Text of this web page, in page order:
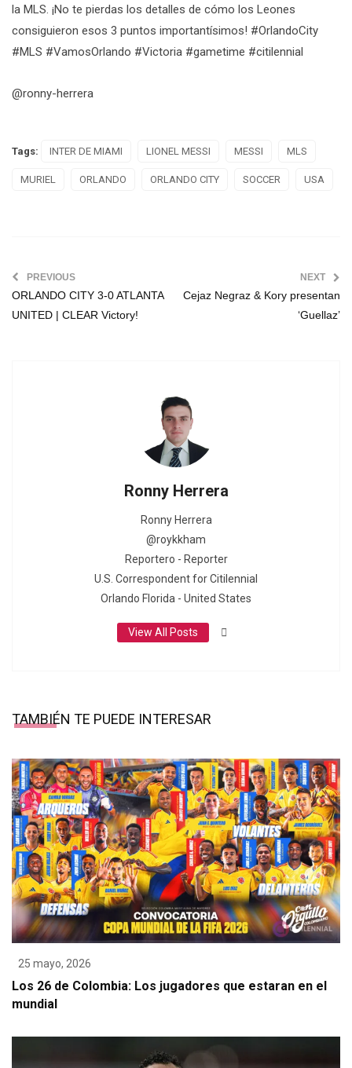
la MLS. ¡No te pierdas los detalles de cómo los Leones
consiguieron esos 3 puntos importantísimos! #OrlandoCity
#MLS #VamosOrlando #Victoria #gametime #citilennial
@ronny-herrera
Tags: INTER DE MIAMI LIONEL MESSI MESSI MLS
MURIEL ORLANDO ORLANDO CITY SOCCER USA
PREVIOUS
ORLANDO CITY 3-0 ATLANTA
UNITED | CLEAR Victory!
NEXT
Cejaz Negraz & Kory presentan
‘Guellaz’
Ronny Herrera
Ronny Herrera
@roykkham
Reportero - Reporter
U.S. Correspondent for Citilennial
Orlando Florida - United States
View All Posts
TAMBIÉN TE PUEDE INTERESAR
25 mayo, 2026
Los 26 de Colombia: Los jugadores que estaran en el
mundial